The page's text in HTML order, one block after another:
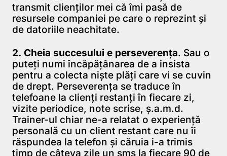
transmit clienţilor mei că îmi pasă de
resursele companiei pe care o reprezint şi
de datoriile neachitate.
2. Cheia succesului e perseverenţa. Sau o
puteţi numi încăpăţânarea de a insista
pentru a colecta nişte plăţi care vi se cuvin
de drept. Perseverenţa se traduce în
telefoane la clienţi restanţi în fiecare zi,
vizite periodice, note scrise, ş.a.m.d.
Trainer-ul chiar ne-a relatat o experienţă
personală cu un client restant care nu îi
răspundea la telefon şi căruia i-a trimis
timp de câteva zile un sms la fiecare 90 de